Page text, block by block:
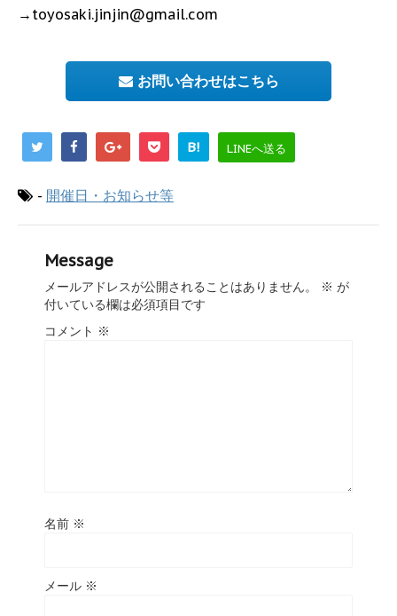
→toyosaki.jinjin@gmail.com
お問い合わせはこちら
B! LINEへ送る
- 開催日・お知らせ等
Message
メールアドレスが公開されることはありません。 ※ が
付いている欄は必須項目です
コメント ※
名前 ※
メール ※